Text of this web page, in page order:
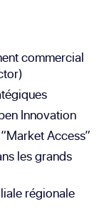
commercial
Innovation
Access”
les grands
régionale